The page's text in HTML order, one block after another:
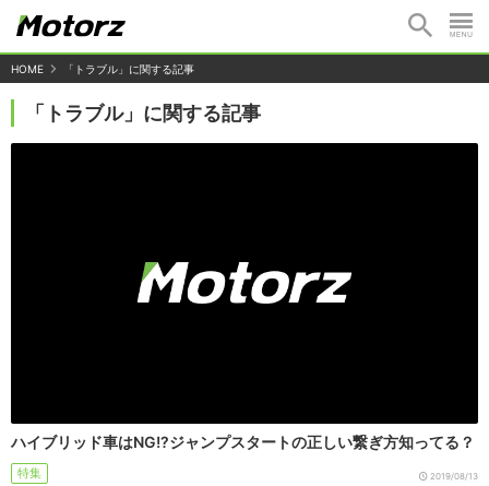
HOME 「トラブル」に関する記事
「トラブル」に関する記事
ハイブリッド車はNG!?ジャンプスタートの正しい繋ぎ方知ってる？
特集 2019/08/13